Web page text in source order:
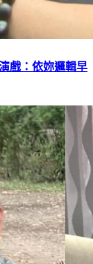
戲：依妳邏輯早